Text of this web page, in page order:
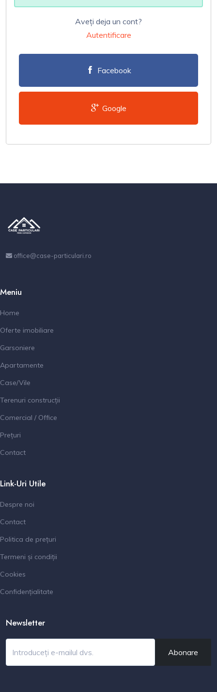
Aveți deja un cont?
Autentificare
Facebook
Google
office@case-particulari.ro
Meniu
Home
Oferte imobiliare
Garsoniere
Apartamente
Case/Vile
Terenuri construcții
Comercial / Office
Prețuri
Contact
Link-Uri Utile
Despre noi
Contact
Politica de prețuri
Termeni și condiții
Cookies
Confidențialitate
Newsletter
Abonare